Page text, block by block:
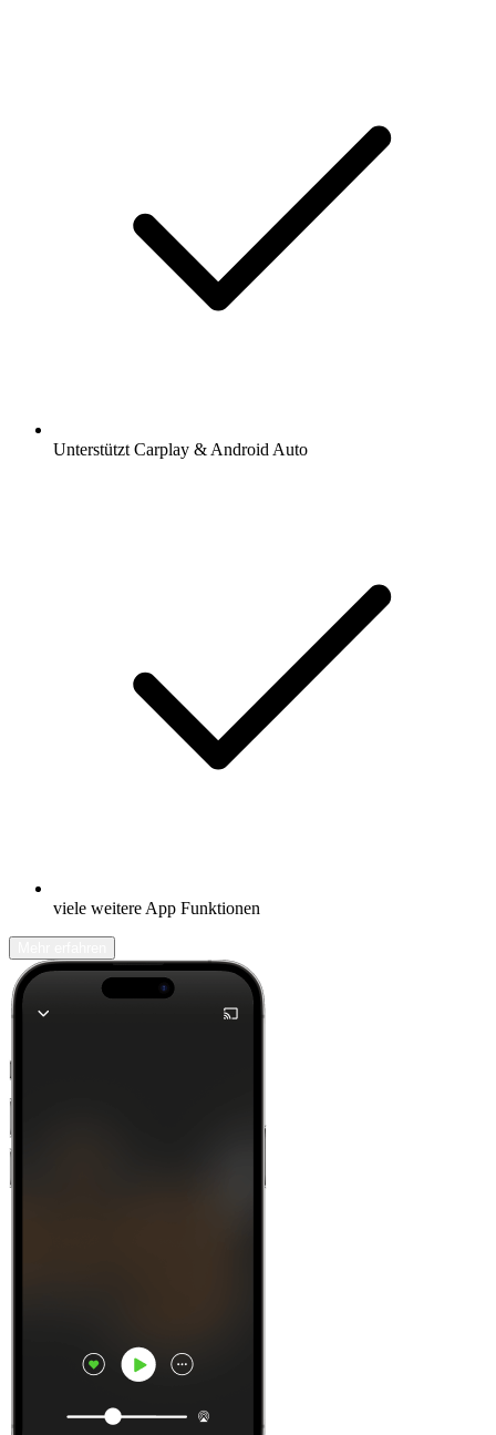
Unterstützt Carplay & Android Auto
viele weitere App Funktionen